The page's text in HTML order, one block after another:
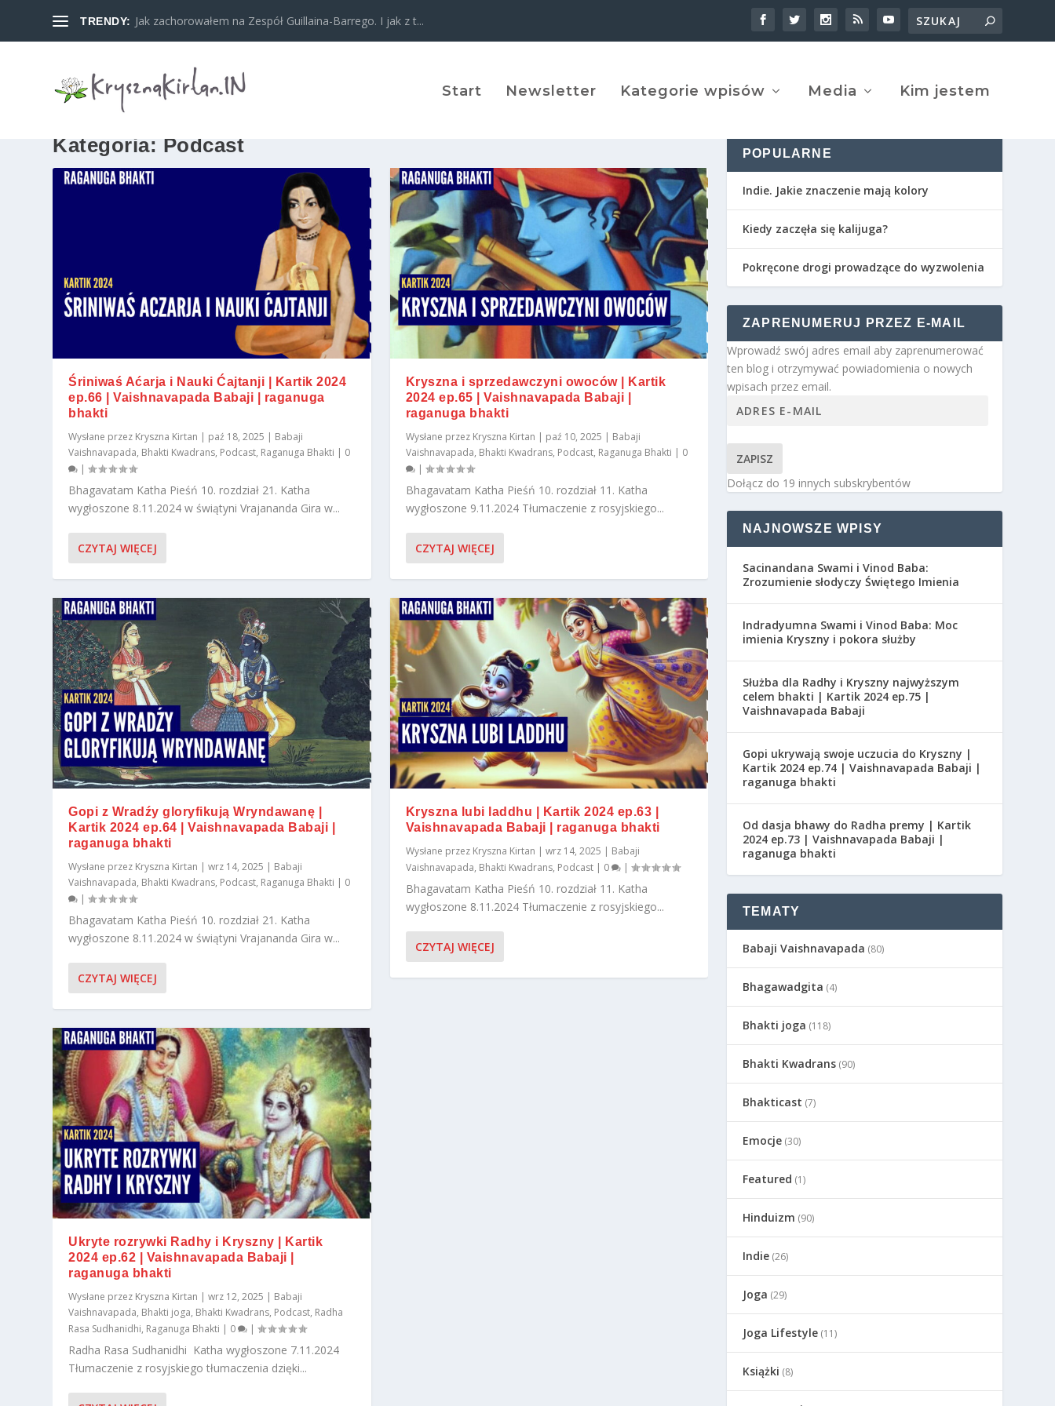
TRENDY: Jak zachorowałem na Zespół Guillaina-Barrego. I jak z t...
Start Newsletter Kategorie wpisów Media Kim jestem
Kategoria: Podcast
Śriniwaś Aćarja i Nauki Ćajtanji | Kartik 2024
ep.66 | Vaishnavapada Babaji | raganuga
bhakti
Wysłane przez Kryszna Kirtan | paź 18, 2025 | Babaji
Vaishnavapada, Bhakti Kwadrans, Podcast, Raganuga Bhakti | 0
|
Bhagavatam Katha Pieśń 10. rozdział 21. Katha
wygłoszone 8.11.2024 w świątyni Vrajananda Gira w...
CZYTAJ WIĘCEJ
Gopi z Wradźy gloryfikują Wryndawanę |
Kartik 2024 ep.64 | Vaishnavapada Babaji |
raganuga bhakti
Wysłane przez Kryszna Kirtan |wrz 14, 2025 | Babaji
Vaishnavapada, Bhakti Kwadrans, Podcast, Raganuga Bhakti | 0
|
Bhagavatam Katha Pieśń 10. rozdział 21. Katha
wygłoszone 8.11.2024 w świątyni Vrajananda Gira w...
CZYTAJ WIĘCEJ
Ukryte rozrywki Radhy i Kryszny | Kartik
2024 ep.62 | Vaishnavapada Babaji |
raganuga bhakti
Wysłane przez Kryszna Kirtan |wrz 12, 2025 | Babaji
Vaishnavapada, Bhakti joga, Bhakti Kwadrans, Podcast, Radha
Rasa Sudhanidhi, Raganuga Bhakti | 0 |
Radha Rasa Sudhanidhi Katha wygłoszone 7.11.2024
Tłumaczenie z rosyjskiego tłumaczenia dzięki...
Kryszna i sprzedawczyni owoców | Kartik
2024 ep.65 | Vaishnavapada Babaji |
raganuga bhakti
Wysłane przez Kryszna Kirtan | paź 10, 2025 | Babaji
Vaishnavapada, Bhakti Kwadrans, Podcast, Raganuga Bhakti | 0
|
Bhagavatam Katha Pieśń 10. rozdział 11. Katha
wygłoszone 9.11.2024 Tłumaczenie z rosyjskiego...
CZYTAJ WIĘCEJ
Kryszna lubi laddhu | Kartik 2024 ep.63 |
Vaishnavapada Babaji | raganuga bhakti
Wysłane przez Kryszna Kirtan | wrz 14, 2025 | Babaji
Vaishnavapada, Bhakti Kwadrans, Podcast| 0 |
Bhagavatam Katha Pieśń 10. rozdział 11. Katha
wygłoszone 8.11.2024 Tłumaczenie z rosyjskiego...
CZYTAJ WIĘCEJ
POPULARNE
Indie. Jakie znaczenie mają kolory
Kiedy zaczęła się kalijuga?
Pokręcone drogi prowadzące do wyzwolenia
ZAPRENUMERUJ PRZEZ E-MAIL
Wprowadź swój adres email aby zaprenumerować
ten blog i otrzymywać powiadomienia o nowych
wpisach przez email.
ZAPISZ
Dołącz do 19 innych subskrybentów
NAJNOWSZE WPISY
Sacinandana Swami i Vinod Baba:
Zrozumienie słodyczy Świętego Imienia
Indradyumna Swami i Vinod Baba: Moc
imienia Kryszny i pokora służby
Służba dla Radhy i Kryszny najwyższym
celem bhakti | Kartik 2024 ep.75 |
Vaishnavapada Babaji
Gopi ukrywają swoje uczucia do Kryszny |
Kartik 2024 ep.74 | Vaishnavapada Babaji |
raganuga bhakti
Od dasja bhawy do Radha premy | Kartik
2024 ep.73 | Vaishnavapada Babaji |
raganuga bhakti
TEMATY
Babaji Vaishnavapada (80)
Bhagawadgita (4)
Bhakti joga (118)
Bhakti Kwadrans(90)
Bhakticast (7)
Emocje(30)
Featured (1)
Hinduizm (90)
Indie(26)
Joga (29)
Joga Lifestyle(11)
Książki (8)